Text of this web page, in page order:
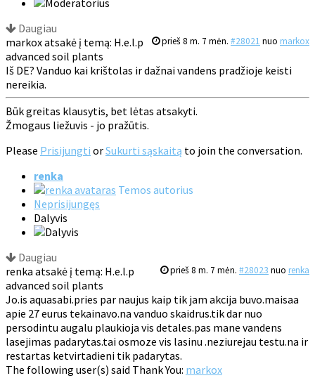
Daugiau
prieš 8 m. 7 mėn. #28021 nuo markox
markox atsakė į temą: H.e.l.p
advanced soil plants
Iš DE? Vanduo kai krištolas ir dažnai vandens pradžioje keisti
nereikia.
Būk greitas klausytis, bet lėtas atsakyti.
Žmogaus liežuvis - jo pražūtis.
Please Prisijungti orSukurti sąskaitą to join the conversation.
renka
Temos autorius
Neprisijungęs
Dalyvis
Daugiau
prieš 8 m. 7 mėn. #28023 nuo renka
renka atsakė į temą: H.e.l.p
advanced soil plants
Jo.is aquasabi.pries par naujus kaip tik jam akcija buvo.maisaa
apie 27 eurus tekainavo.na vanduo skaidrus.tik dar nuo
persodintu augalu plaukioja vis detales.pas mane vandens
lasejimas padarytas.tai osmoze vis lasinu .neziurejau testu.na ir
restartas ketvirtadieni tik padarytas.
The following user(s) said Thank You: markox